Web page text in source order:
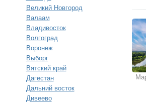
Великий Новгород
Валаам
Владивосток
Волгоград
Воронеж
Выборг
Вятский край
Дагестан
Дальний восток
Дивеево